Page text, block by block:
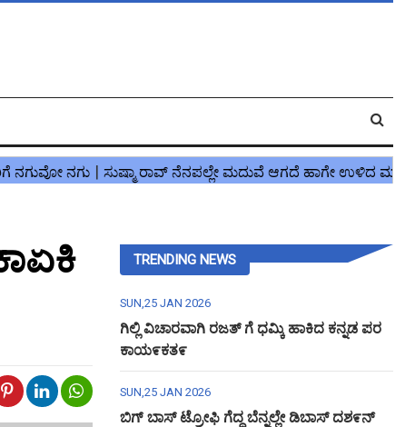
TRENDING NEWS
SUN,25 JAN 2026
ಗಿಲ್ಲಿ ವಿಚಾರವಾಗಿ ರಜತ್ ಗೆ ಧಮ್ಕಿ ಹಾಕಿದ ಕನ್ನಡ ಪರ
ಕಾಯ೯ಕತ೯
SUN,25 JAN 2026
ಬಿಗ್ ಬಾಸ್ ಟ್ರೋಫಿ ಗೆದ್ದ ಬೆನ್ನಲ್ಲೇ ಡಿಬಾಸ್ ದಶ೯ನ್